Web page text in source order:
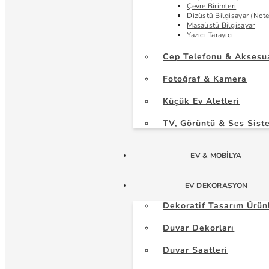
Çevre Birimleri
Dizüstü Bilgisayar
Masaüstü Bilgisayar
Yazıcı Tarayıcı
Cep Telefonu &
Fotoğraf & Kamera
Küçük Ev Aletleri
TV, Görüntü & Ses
EV & MOBILYA
EV DEKORASYON
Dekoratif Tasarım
Duvar Dekorları
Duvar Saatleri